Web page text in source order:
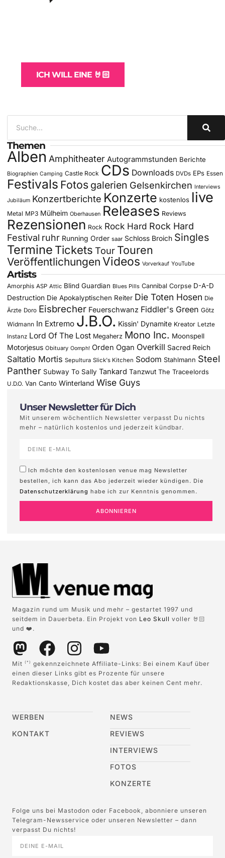
ICH WILL EINE 🤘🏻
Themen
Alben Amphitheater Autogrammstunden Berichte
Biographien Camping Castle Rock CDs Downloads DVDs EPs Essen
Festivals Fotos galerien Gelsenkirchen Interviews
Jubiläum Konzertberichte Konzerte kostenlos live
Metal MP3 Mülheim Oberhausen Releases Reviews
Rezensionen Rock Rock Hard Rock Hard
Festival ruhr Running Order saar Schloss Broich Singles
Termine Tickets Tour Touren
Veröffentlichungen Videos Vorverkauf YouTube
Artists
Amorphis ASP Attic Blind Guardian Blues Pills Cannibal Corpse D-A-D
Destruction Die Apokalyptischen Reiter Die Toten Hosen Die
Ärzte Doro Eisbrecher Feuerschwanz Fiddler's Green Götz
Widmann In Extremo J.B.O. Kissin' Dynamite Kreator Letzte
Instanz Lord Of The Lost Megaherz Mono Inc. Moonspell
Motorjesus Obituary Oomph! Orden Ogan Overkill Sacred Reich
Saltatio Mortis Sepultura Slick's Kitchen Sodom Stahlmann Steel
Panther Subway To Sally Tankard Tanzwut The Traceelords
U.D.O. Van Canto Winterland Wise Guys
Unser Newsletter für Dich
Mit unserem wöchentlich Newsletter verpasst Du nichts
mehr – natürlich kostenlos und jederzeit kündbar.
Ich möchte den kostenlosen venue mag Newsletter
bestellen, ich kann das Abo jederzeit wieder kündigen. Die
Datenschutzerklärung habe ich zur Kenntnis genommen.
ABONNIEREN
Magazin rund um Musik und mehr – gestartet 1997 und
seitdem in Dauerbeta. Ein Projekt von Leo Skull voller 🤘🏻
und ❤️.
Mit (*)
gekennzeichnete Affiliate-Links: Bei einem Kauf über
einen dieser Links gibt es Prozente für unsere
Redaktionskasse, Dich kostet das aber keinen Cent mehr.
WERBEN
KONTAKT
NEWS
REVIEWS
INTERVIEWS
FOTOS
KONZERTE
Folge uns bei Mastodon oder Facebook, abonniere unseren
Telegram-Newsservice oder unseren Newsletter – dann
verpasst Du nichts!